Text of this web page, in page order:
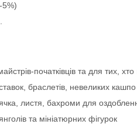
5%)
початківців та для тих,
браслетів, невеликих кашпо
листя, бахроми для
та мініатюрних фігурок